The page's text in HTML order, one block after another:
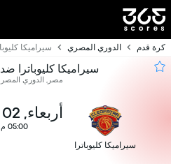
كرة قدم الدوري المصري سيراميكا
سيراميكا
مصر, الدوري
سيراميكا كليوباترا
أربعاء, 02 سبتمبر
05:00 م